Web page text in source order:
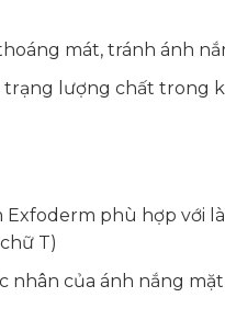
mát, tránh ánh
lượng chất trong
phù hợp với
T)
của ánh nắng